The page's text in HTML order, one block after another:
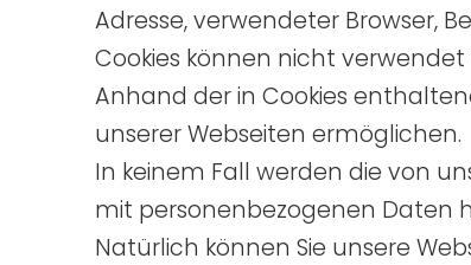
Adresse, verwendeter Browser,
Cookies können nicht
Anhand der in Cookies
unserer Webseiten ermöglichen.
In keinem Fall werden die von
mit personenbezogenen Daten
Natürlich können Sie unsere